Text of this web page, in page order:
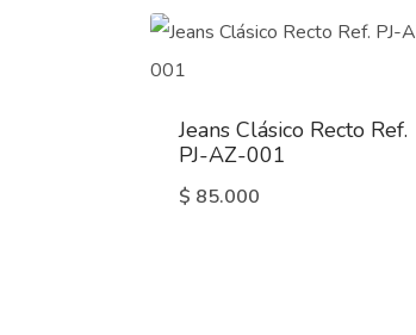
Jeans Clásico Recto Ref.
PJ-AZ-001
$ 85.000